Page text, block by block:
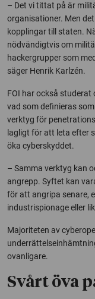
– Det vi tittat på är
organisationer. Men
kopplingar till staten.
nödvändigtvis om
hackergrupper som
säger Henrik Karlzén.
FOI har också studerat
vad som definieras
verktyg för
lagligt för att leta efter
öka cyberskyddet.
– Samma verktyg kan
angrepp. Syftet kan
för att angripa senare,
industrispionage eller
Majoriteten av
ovanligare.
Svårt öva